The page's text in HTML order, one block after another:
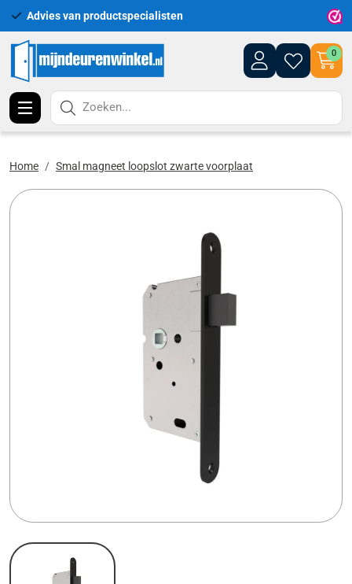
Advies van productspecialisten
0
Zoeken...
Home Smal magneet loopslot zwarte voorplaat